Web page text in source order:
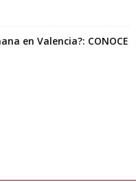
en Valencia?: CONOCE